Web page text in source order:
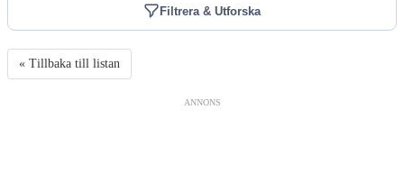
Filtrera & Utforska
« Tillbaka till listan
ANNONS